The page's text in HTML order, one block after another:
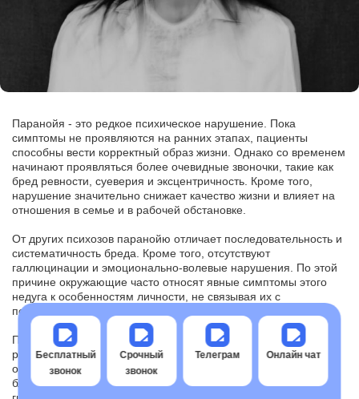
Паранойя - это редкое психическое нарушение. Пока
симптомы не проявляются на ранних этапах, пациенты
способны вести корректный образ жизни. Однако со временем
начинают проявляться более очевидные звоночки, такие как
бред ревности, суеверия и эксцентричность. Кроме того,
нарушение значительно снижает качество жизни и влияет на
отношения в семье и в рабочей обстановке.
От других психозов паранойю отличает последовательность и
систематичность бреда. Кроме того, отсутствуют
галлюцинации и эмоционально-волевые нарушения. По этой
причине окружающие часто относят явные симптомы этого
недуга к особенностям личности, не связывая их с
психической патологией.
Поскольку паранойя является прогрессирующим
расстройством, наши специалисты рекомендуют сначала
обратиться квалифицированному врачу. Если вы или ваш
близкий человек стали чрезмерно подозрительны, нездорово
Бесплатный
звонок
Срочный
звонок
Телеграм Онлайн чат